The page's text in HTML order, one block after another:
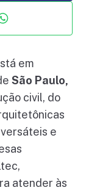
em
São Paulo,
civil, do
e
atender às